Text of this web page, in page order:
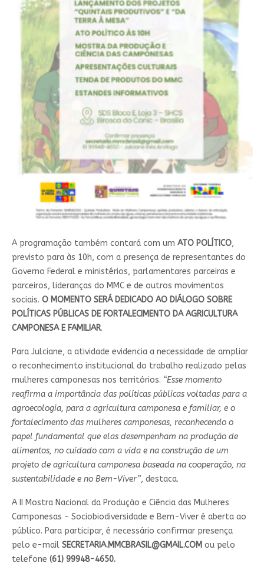
A programação também contará com um ATO POLÍTICO,
previsto para às 10h, com a presença de representantes do
Governo Federal e ministérios, parlamentares parceiras e
parceiros, lideranças do MMC e de outros movimentos
sociais. O MOMENTO SERÁ DEDICADO AO DIÁLOGO SOBRE
POLÍTICAS PÚBLICAS DE FORTALECIMENTO DA AGRICULTURA
CAMPONESA E FAMILIAR.
Para Julciane, a atividade evidencia a necessidade de ampliar
o reconhecimento institucional do trabalho realizado pelas
mulheres camponesas nos territórios. “Esse momento
reafirma a importância das políticas públicas voltadas para a
agroecologia, para a agricultura camponesa e familiar, e o
fortalecimento das mulheres camponesas, reconhecendo o
papel fundamental que elas desempenham na produção de
alimentos, no cuidado com a vida e na construção de um
projeto de agricultura camponesa baseada na cooperação, na
sustentabilidade e no Bem-Viver”, destaca.
A II Mostra Nacional da Produção e Ciência das Mulheres
Camponesas – Sociobiodiversidade e Bem-Viver é aberta ao
público. Para participar, é necessário confirmar presença
pelo e-mail SECRETARIA.MMCBRASIL@GMAIL.COM ou pelo
telefone (61) 99948-4650.